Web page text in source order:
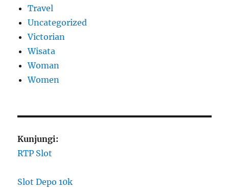
Travel
Uncategorized
Victorian
Wisata
Woman
Women
Kunjungi:
RTP Slot
Slot Depo 10k